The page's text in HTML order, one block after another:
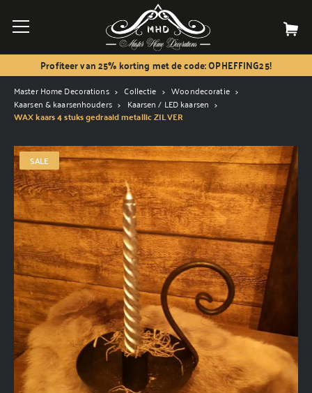
Profiteer van 25% korting met de code: OPHEFFING25!
Master Home Decorations Collectie
Woondecoratie
Kaarsen & kaarsenhouders
Kaarsen / LED kaarsen
WAX kaars 4 stuks gedraaid metallic ZILVER
SALE